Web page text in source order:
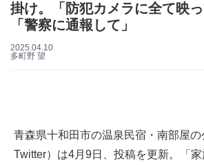
掛け。「防犯カメラに全て映っ
「警察に通報して」
2025.04.10
多町野 望
青森県十和田市の温泉民宿・南部屋の
Twitter）は4月9日、投稿を更新。「